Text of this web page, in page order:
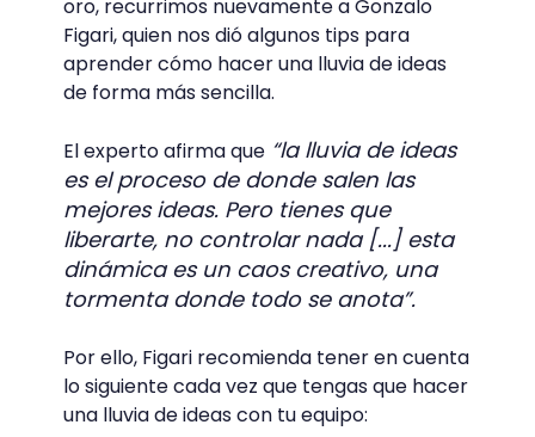
oro, recurrimos nuevamente a Gonzalo
Figari, quien nos dió algunos tips para
aprender cómo hacer una lluvia de ideas
de forma más sencilla.
El experto afirma que“la lluvia de ideas
es el proceso de donde salen las
mejores ideas. Pero tienes que
liberarte, no controlar nada [...] esta
dinámica es un caos creativo, una
tormenta donde todo se anota”.
Por ello, Figari recomienda tener en cuenta
lo siguiente cada vez que tengas que hacer
una lluvia de ideas con tu equipo: